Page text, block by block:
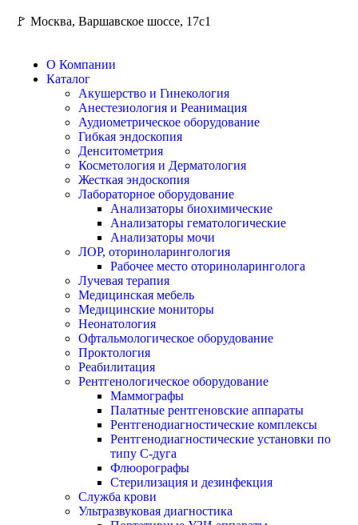
🚩 Москва, Варшавское шоссе, 17с1
О Компании
Каталог
Акушерство и Гинекология
Анестезиология и Реанимация
Аудиометрическое оборудование
Гибкая эндоскопия
Денситометрия
Косметология и Дерматология
Жесткая эндоскопия
Лабораторное оборудование
Анализаторы биохимические
Анализаторы гематологические
Анализаторы мочи
ЛОР, оториноларингология
Рабочее место оториноларинголога
Лучевая терапия
Медицинская мебель
Медицинские мониторы
Неонатология
Офтальмологическое оборудование
Проктология
Реабилитация
Рентгенологическое оборудование
Маммографы
Палатные рентгеновские аппараты
Рентгенодиагностические комплексы
Рентгенодиагностические установки по
типу С-дуга
Флюорографы
Стерилизация и дезинфекция
Служба крови
Ультразвуковая диагностика